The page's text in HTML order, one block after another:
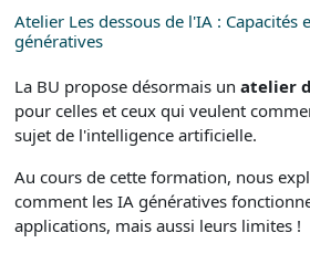
Atelier Les dessous de l'IA : Capacités
génératives
La BU propose désormais un atelier
pour celles et ceux qui veulent
sujet de l'intelligence artificielle.
Au cours de cette formation, nous
comment les IA génératives
applications, mais aussi leurs limites !